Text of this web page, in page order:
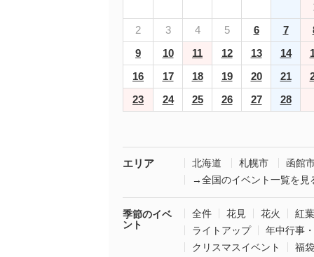
2
3 4 5 6 7
9
10 11 12 13 14
16
17 18 19 20 21
23
24 25 26 27 28
エリア 北海道 札幌市
函館
→全国のイベント一覧を見
季節のイベ
ント
全件 花見 花火
紅葉
ライトアップ
年中行事
クリスマスイベント
福